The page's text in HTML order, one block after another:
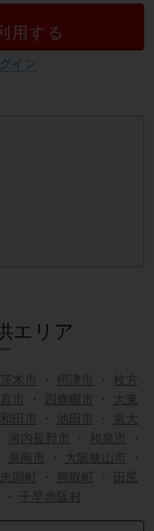
用する
イン
エリア
茨木市 ・ 摂津市 ・ 枚方
市 ・ 四條畷市 ・
大東
田市 ・ 池田市 ・
泉大
河内長野市 ・ 和泉市
・
泉南市 ・ 大阪狭山市
・
忠岡町 ・ 熊取町 ・
田尻
・ 千早赤阪村